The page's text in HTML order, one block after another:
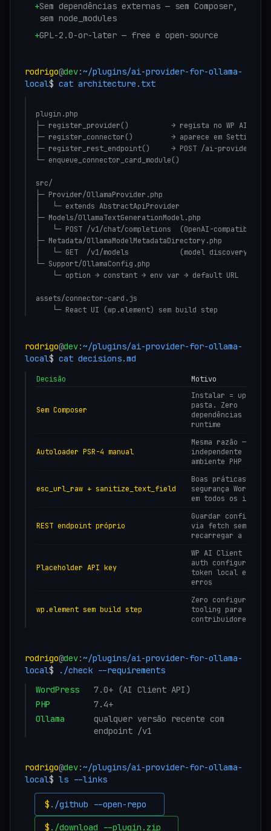
+Sem dependências externas — sem Composer,
sem node_modules
+GPL-2.0-or-later — free e open-source
rodrigo@dev:~/plugins/ai-provider-for-ollama-
local$ cat architecture.txt
plugin.php
├─ register_provider()          → regista no WP AI
├─ register_connector()         → aparece em Settings →
├─ register_rest_endpoint()     → POST /ai-provider-
└─ enqueue_connector_card_module()
src/
├─ Provider/OllamaProvider.php
│   └─ extends AbstractApiProvider
├─ Models/OllamaTextGenerationModel.php
│   └─ POST /v1/chat/completions  (OpenAI-compatible)
├─ Metadata/OllamaModelMetadataDirectory.php
│   └─ GET  /v1/models            (model discovery)
└─ Support/OllamaConfig.php
    └─ option → constant → env var → default URL
assets/connector-card.js
    └─ React UI (wp.element) sem build step
rodrigo@dev:~/plugins/ai-provider-for-ollama-
local$ cat decisions.md
Decisão Motivo
Sem Composer
Instalar = upload
pasta. Zero
dependências de
runtime
Autoloader PSR-4 manual
Mesma razão —
independente do
ambiente PHP
esc_url_raw + sanitize_text_field
Boas práticas de
segurança WordPress
em todos os inputs
REST endpoint próprio
Guardar
via fetch sem
recarregar a página
Placeholder API key
WP AI Client exige
auth configurada;
token local evita
erros
wp.element sem build step
Zero configuração
tooling para
contribuidores
rodrigo@dev:~/plugins/ai-provider-for-ollama-
local$
./check --requirements
WordPress
7.0+ (AI Client API)
PHP
7.4+
Ollama
qualquer versão recente com
endpoint /v1
rodrigo@dev:~/plugins/ai-provider-for-ollama-
local$ ls --links
$ ./github --open-repo
$ ./download --plugin.zip